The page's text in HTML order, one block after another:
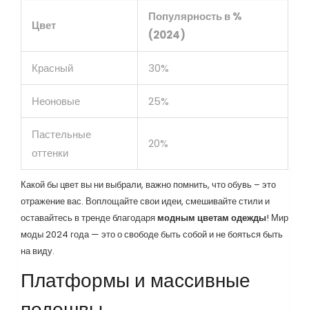
Цвет
Популярность в %
(2024)
Красный 30%
Неоновые 25%
Пастельные
оттенки
20%
Какой бы цвет вы ни выбрали, важно помнить, что обувь – это
отражение вас. Воплощайте свои идеи, смешивайте стили и
оставайтесь в тренде благодаря модным цветам одежды! Мир
моды 2024 года — это о свободе быть собой и не бояться быть
на виду.
Платформы и массивные